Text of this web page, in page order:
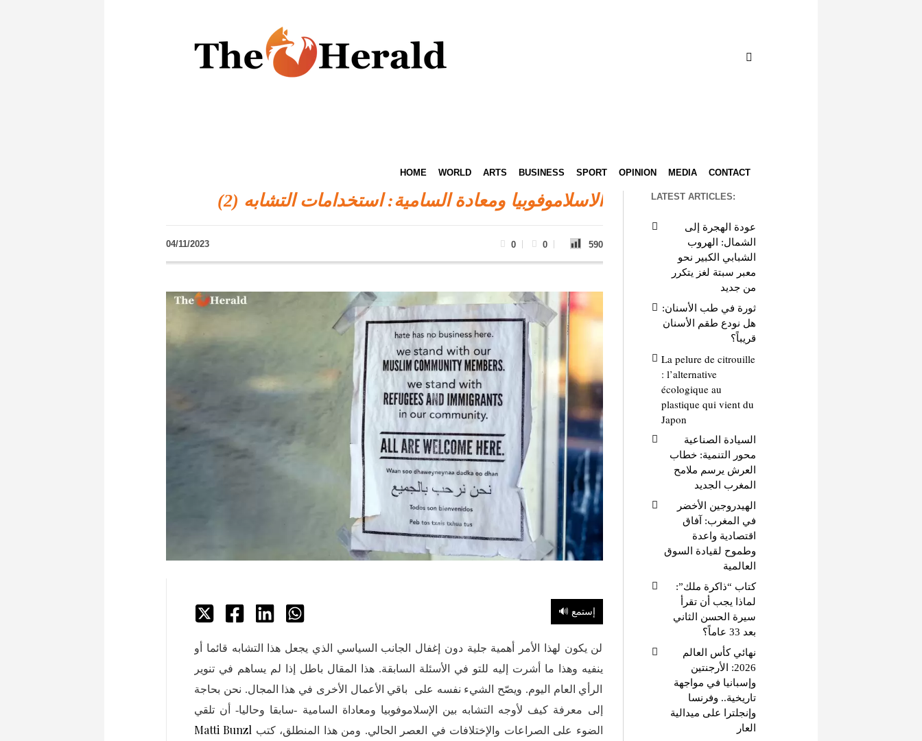
HOME WORLD ARTS BUSINESS SPORT OPINION MEDIA CONTACT
الاسلاموفوبيا ومعادة السامية: استخدامات التشابه (2)
04/11/2023 0 0 590
🔊 إستمع
لن يكون لهذا الأمر أهمية جلية دون إغفال الجانب السياسي الذي يجعل هذا التشابه قائما أو
ينفيه وهذا ما أشرت إليه للتو في الأسئلة السابقة. هذا المقال باطل إذا لم يساهم في تنوير
الرأي العام اليوم. ويصّح الشيء نفسه على باقي الأعمال الأخرى في هذا المجال. نحن بحاجة
إلى معرفة كيف لأوجه التشابه بين الإسلاموفوبيا ومعاداة السامية -سابقا وحاليا- أن تلقي
الضوء على الصراعات والإختلافات في العصر الحالي. ومن هذا المنطلق، كتب Matti Bunzl
LATEST ARTICLES:
عودة الهجرة إلى
الشمال: الهروب
الشبابي الكبير نحو
معبر سبتة لغز يتكرر
من جديد
ثورة في طب الأسنان:
هل نودع طقم الأسنان
قريباً؟
La pelure de citrouille
: l’alternative
écologique au
plastique qui vient du
Japon
السيادة الصناعية
محور التنمية: خطاب
العرش يرسم ملامح
المغرب الجديد
الهيدروجين الأخضر
في المغرب: آفاق
اقتصادية واعدة
وطموح لقيادة السوق
العالمية
كتاب “ذاكرة ملك”:
لماذا يجب أن تقرأ
سيرة الحسن الثاني
بعد 33 عاماً؟
نهائي كأس العالم
2026: الأرجنتين
وإسبانيا في مواجهة
تاريخية.. وفرنسا
وإنجلترا على ميدالية
العار